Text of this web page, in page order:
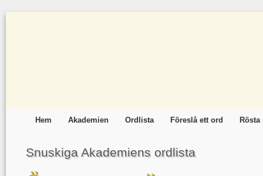
Hem Akademien Ordlista Föreslå ett ord
Snuskiga Akademiens ordlista